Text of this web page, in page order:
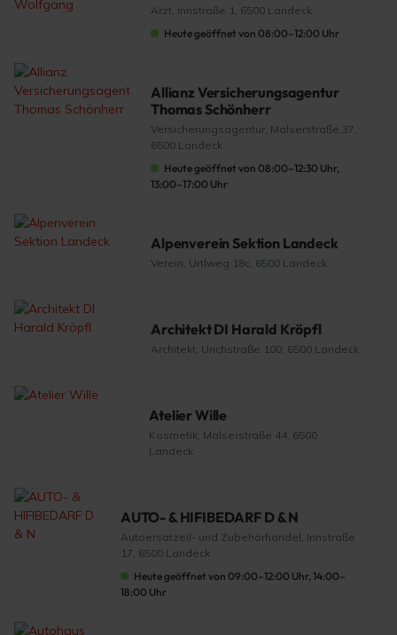
Arzt, Innstraße 1, 6500 Landeck
Heute geöffnet von 08:00–12:00 Uhr
Allianz Versicherungsagentur
Thomas Schönherr
Versicherungsagentur, Malserstraße 37,
6500 Landeck
Heute geöffnet von 08:00–12:30 Uhr,
13:00–17:00 Uhr
Alpenverein Sektion Landeck
Verein, Urtlweg 18c, 6500 Landeck
Architekt DI Harald Kröpfl
Architekt, Urichstraße 100, 6500 Landeck
Atelier Wille
Kosmetik, Malserstraße 44, 6500
Landeck
AUTO- & HIFIBEDARF D & N
Autoersatzeil- und Zubehörhandel, Innstraße
17, 6500 Landeck
Heute geöffnet von 09:00–12:00 Uhr, 14:00–
18:00 Uhr